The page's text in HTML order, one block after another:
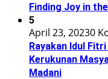
Finding Joy in
5
April 23, 20230
Rayakan Idul
Kerukunan
Madani